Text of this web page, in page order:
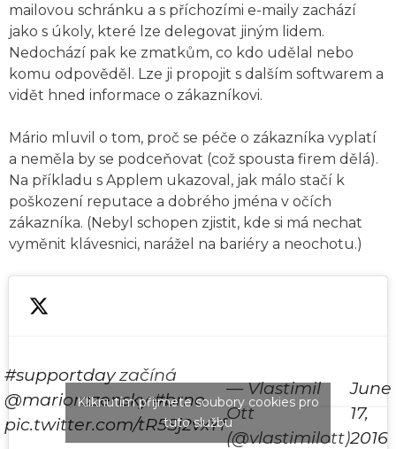
mailovou schránku a s příchozími e-maily zachází
jako s úkoly, které lze delegovat jiným lidem.
Nedochází pak ke zmatkům, co kdo udělal nebo
komu odpověděl. Lze ji propojit s dalším softwarem a
vidět hned informace o zákazníkovi.
Mário mluvil o tom, proč se péče o zákazníka vyplatí
a neměla by se podceňovat (což spousta firem dělá).
Na příkladu s Applem ukazoval, jak málo stačí k
poškození reputace a dobrého jména v očích
zákazníka. (Nebyl schopen zjistit, kde si má nechat
vyměnit klávesnici, narážel na bariéry a neochotu.)
#supportdayzačíná
@mariorozensky #brno
pic.twitter.com/tR5Sj2vxYf
— Vlastimil
Ott
(@vlastimilott)
June
17,
2016
Kliknutím přijmete soubory cookies pro
tuto službu